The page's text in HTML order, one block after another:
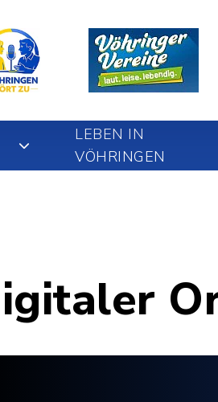
LEBEN IN
VÖHRINGEN